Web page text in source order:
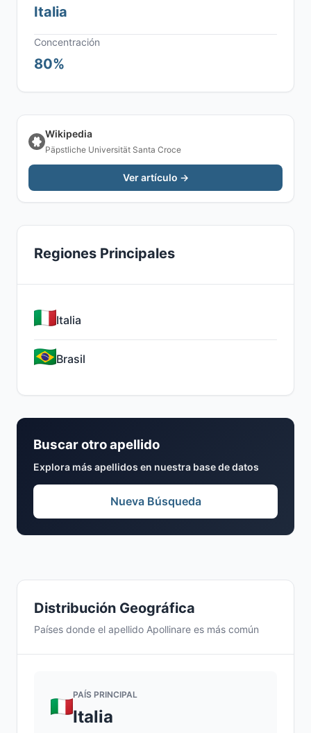
Distribución Geográfica
Países donde el apellido Apollinare es más común
PAÍS PRINCIPAL
Italia
Italia
Concentración
80%
Wikipedia
Päpstliche Universität Santa Croce
Ver artículo →
Regiones Principales
Italia
Brasil
Buscar otro apellido
Explora más apellidos en nuestra base de datos
Nueva Búsqueda